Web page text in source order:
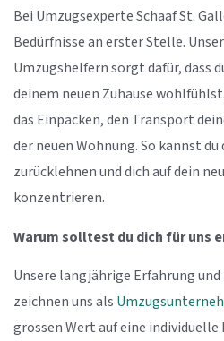
Bei Umzugsexperte Schaaf St.
Bedürfnisse an erster Stelle.
Umzugshelfern sorgt dafür, dass
deinem neuen Zuhause
das Einpacken, den Transport
der neuen Wohnung. So kannst
zurücklehnen und dich auf dein
konzentrieren.
Warum solltest du dich für uns
Unsere langjährige Erfahrung
zeichnen uns als
grossen Wert auf eine individuelle